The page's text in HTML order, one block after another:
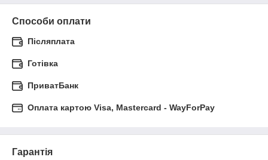
Способи оплати
Післяплата
Готівка
ПриватБанк
Оплата картою Visa, Mastercard - WayForPay
Гарантія